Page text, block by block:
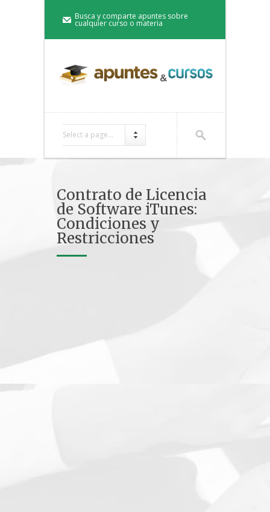
Busca y comparte apuntes sobre
cualquier curso o materia
Select a page...
Contrato de Licencia
de Software iTunes:
Condiciones y
Restricciones